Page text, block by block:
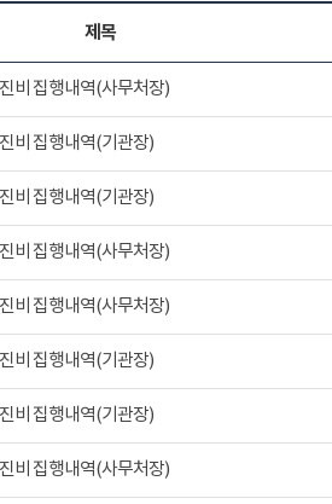
제목
비 집행내역(사무처장)
비 집행내역(기관장)
비 집행내역(기관장)
비 집행내역(사무처장)
비 집행내역(사무처장)
비 집행내역(기관장)
비 집행내역(기관장)
비 집행내역(사무처장)